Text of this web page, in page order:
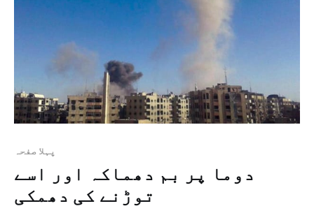
پہلا صفحہ
دوما پر بم دھماکہ اور اسے
توڑنے کی دھمکی